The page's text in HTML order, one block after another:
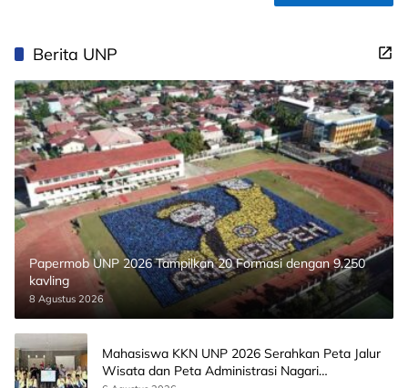
Berita UNP
Papermob UNP 2026 Tampilkan 20 Formasi dengan 9.250
kavling
8 Agustus 2026
Mahasiswa KKN UNP 2026 Serahkan Peta Jalur
Wisata dan Peta Administrasi Nagari